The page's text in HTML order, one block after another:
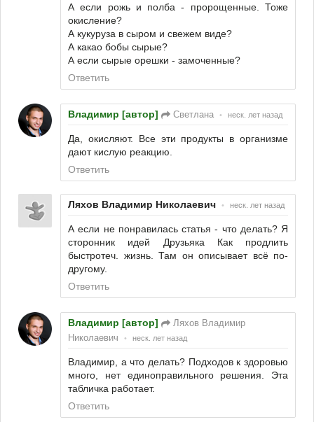
А если рожь и полба - пророщенные. Тоже
окисление?
А кукуруза в сыром и свежем виде?
А какао бобы сырые?
А если сырые орешки - замоченные?
Ответить
Владимир [автор] Светлана • неск. лет назад
Да, окисляют. Все эти продукты в организме
дают кислую реакцию.
Ответить
Ляхов Владимир Николаевич • неск. лет назад
А если не понравилась статья - что делать? Я
сторонник идей Друзьяка Как продлить
быстротеч. жизнь. Там он описывает всё по-
другому.
Ответить
Владимир [автор]
Ляхов Владимир
Николаевич
• неск. лет назад
Владимир, а что делать? Подходов к здоровью
много, нет единоправильного решения. Эта
табличка работает.
Ответить